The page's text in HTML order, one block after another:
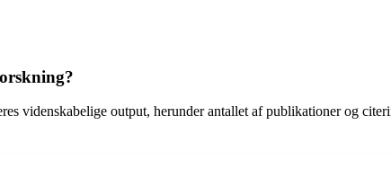
videnskabelige output, herunder antallet af publikationer og